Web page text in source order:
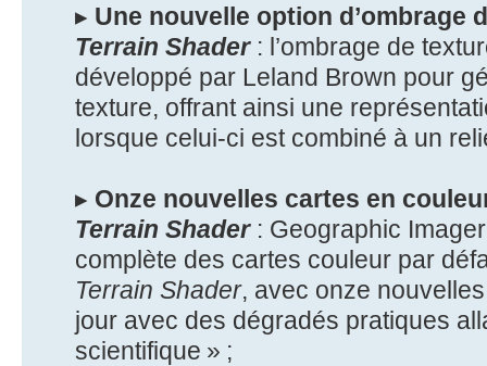
▸ Une nouvelle option d’ombrage
Terrain Shader: l’ombrage de
développé par Leland Brown pour
texture, offrant ainsi une
lorsque celui-ci est combiné à un
▸ Onze nouvelles cartes en
Terrain Shader: Geographic
complète des cartes couleur par
Terrain Shader, avec onze
jour avec des dégradés pratiques
scientifique » ;